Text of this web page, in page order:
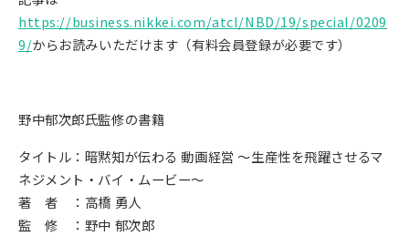
https://business.nikkei.com/atcl/NBD/19/special/0209
9/からお読みいただけます（有料会員登録が必要です）
野中郁次郎氏監修の書籍
タイトル：暗黙知が伝わる 動画経営 ～生産性を飛躍させるマ
ネジメント・バイ・ムービー～
著 者 ：高橋 勇人
監 修 ：野中 郁次郎